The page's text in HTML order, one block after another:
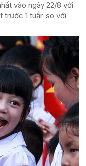
vào ngày 22/8 với
trước 1 tuần so với